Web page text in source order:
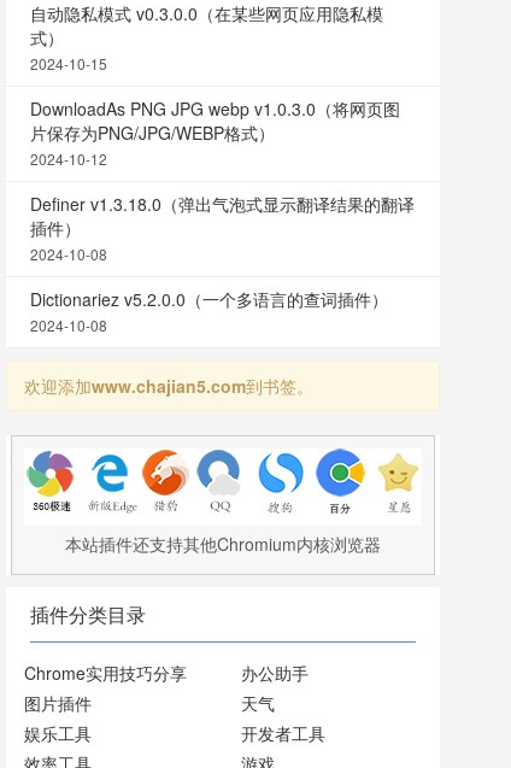
自动隐私模式 v0.3.0.0（在某些网页应用隐私模
式）
2024-10-15
DownloadAs PNG JPG webp v1.0.3.0（将网页图
片保存为PNG/JPG/WEBP格式）
2024-10-12
Definer v1.3.18.0（弹出气泡式显示翻译结果的翻译
插件）
2024-10-08
Dictionariez v5.2.0.0（一个多语言的查词插件）
2024-10-08
欢迎添加www.chajian5.com到书签。
本站插件还支持其他Chromium内核浏览器
插件分类目录
Chrome实用技巧分享
办公助手
图片插件
天气
娱乐工具
开发者工具
效率工具
游戏